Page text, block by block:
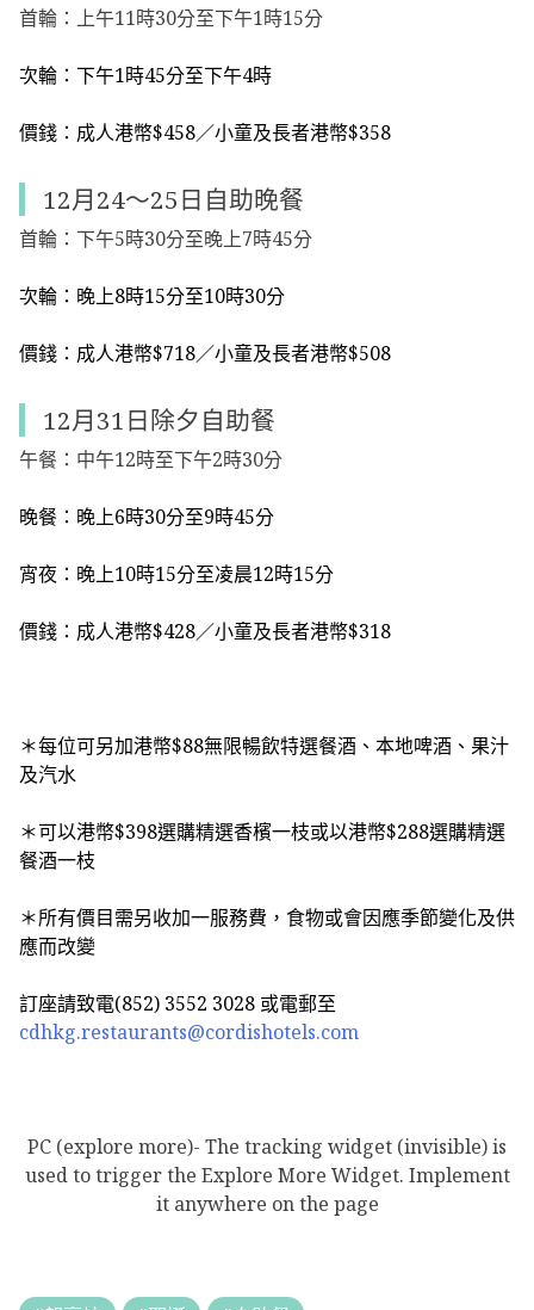
首輪：上午11時30分至下午1時15分
次輪：下午1時45分至下午4時
價錢：成人港幣$458／小童及長者港幣$358
12月24～25日自助晚餐
首輪：下午5時30分至晚上7時45分
次輪：晚上8時15分至10時30分
價錢：成人港幣$718／小童及長者港幣$508
12月31日除夕自助餐
午餐：中午12時至下午2時30分
晚餐：晚上6時30分至9時45分
宵夜：晚上10時15分至凌晨12時15分
價錢：成人港幣$428／小童及長者港幣$318
＊每位可另加港幣$88無限暢飲特選餐酒、本地啤酒、果汁
及汽水
＊可以港幣$398選購精選香檳一枝或以港幣$288選購精選
餐酒一枝
＊所有價目需另收加一服務費，食物或會因應季節變化及供
應而改變
訂座請致電(852) 3552 3028 或電郵至
cdhkg.restaurants@cordishotels.com
PC (explore more)- The tracking widget (invisible) is
used to trigger the Explore More Widget. Implement
it anywhere on the page